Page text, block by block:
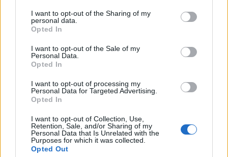
I want to opt-out of the Sharing of my
personal data.
Opted In
I want to opt-out of the Sale of my
Personal Data.
Opted In
I want to opt-out of processing my
Personal Data for Targeted Advertising.
Opted In
I want to opt-out of Collection, Use,
Retention, Sale, and/or Sharing of my
Personal Data that Is Unrelated with the
Purposes for which it was collected.
Opted Out
flüssiger zurück
Rockstar äußert sich – GTA 6
RELATED ARTICLES
gesichert
3. August 2026
Halo: Campaign Evolved erhält erstes Update – Zahlreiche Fehler behoben
31. Juli 2026